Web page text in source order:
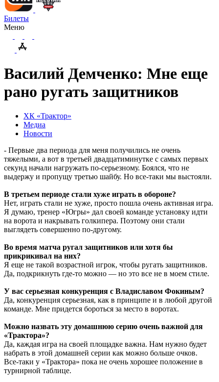
Билеты
Меню
Василий Демченко: Мне еще
рано ругать защитников
ХК «Трактор»
Медиа
Новости
- Первые два периода для меня получились не очень
тяжелыми, а вот в третьей двадцатиминутке с самых первых
секунд начали нагружать по-серьезному. Боялся, что не
выдержу и пропущу третью шайбу. Но все-таки мы выстояли.
В третьем периоде стали хуже играть в обороне?
Нет, играть стали не хуже, просто пошла очень активная игра.
Я думаю, тренер «Югры» дал своей команде установку идти
на ворота и накрывать голкипера. Поэтому они стали
выглядеть совершенно по-другому.
Во время матча ругал защитников или хотя бы
прикрикивал на них?
Я еще не такой возрастной игрок, чтобы ругать защитников.
Да, подкрикнуть где-то можно — но это все не в моем стиле.
У вас серьезная конкуренция с Владиславом Фокиным?
Да, конкуренция серьезная, как в принципе и в любой другой
команде. Мне придется бороться за место в воротах.
Можно назвать эту домашнюю серию очень важной для
«Трактора»?
Да, каждая игра на своей площадке важна. Нам нужно будет
набрать в этой домашней серии как можно больше очков.
Все-таки у «Трактора» пока не очень хорошее положение в
турнирной таблице.